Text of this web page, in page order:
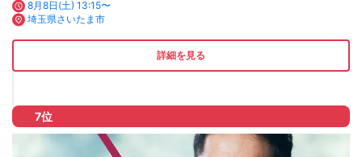
8月8日(土) 13:15〜
埼玉県さいたま市
詳細を見る
7位